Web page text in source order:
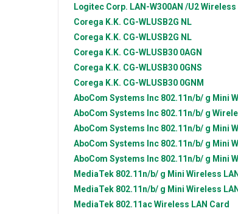
Logitec Corp. LAN-W300AN /U2
Corega K.K. CG-WLUSB2G NL
Corega K.K. CG-WLUSB2G NL
Corega K.K. CG-WLUSB30 0AGN
Corega K.K. CG-WLUSB30 0GNS
Corega K.K. CG-WLUSB30 0GNM
AboCom Systems Inc 802.11n/b/ g Mini
AboCom Systems Inc 802.11n/b/ g
AboCom Systems Inc 802.11n/b/ g Mini
AboCom Systems Inc 802.11n/b/ g Mini
AboCom Systems Inc 802.11n/b/ g Mini
MediaTek 802.11n/b/ g Mini Wireless
MediaTek 802.11n/b/ g Mini Wireless
MediaTek 802.11ac Wireless LAN Card